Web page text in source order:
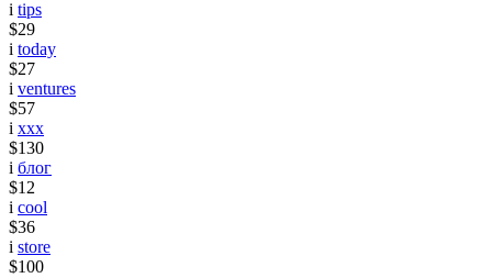
i tips
$29
i today
$27
i ventures
$57
i xxx
$130
i блог
$12
i cool
$36
i store
$100